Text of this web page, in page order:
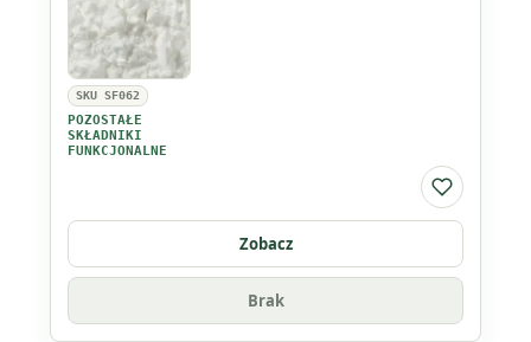
SKU SF062
POZOSTAŁE
SKŁADNIKI
FUNKCJONALNE
Do listy
Zobacz
Brak